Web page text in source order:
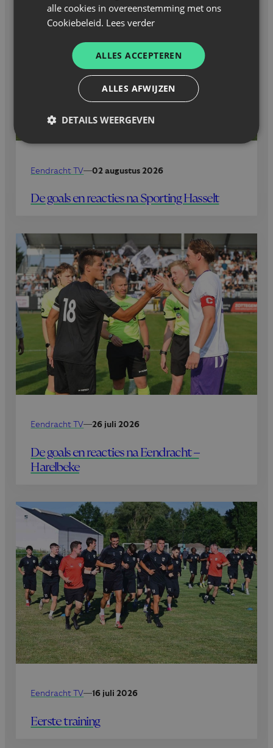
Eendracht TV—02 augustus 2026
De goals en reacties na Sporting Hasselt
Eendracht TV—26 juli 2026
De goals en reacties na Eendracht –
Harelbeke
Eendracht TV—16 juli 2026
Eerste training
alle cookies in overeenstemming met ons
Cookiebeleid. Lees verder
ALLES ACCEPTEREN
ALLES AFWIJZEN
DETAILS WEERGEVEN